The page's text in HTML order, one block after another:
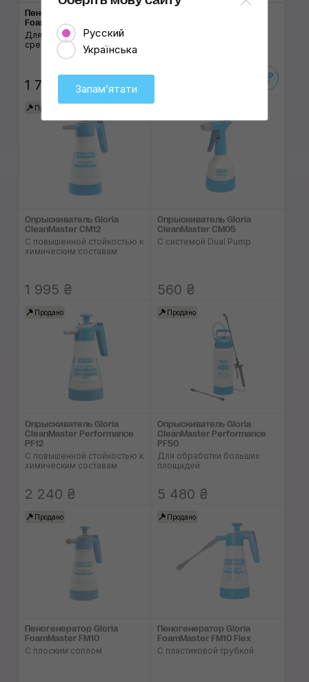
Пеногенератор Gloria
FoamyClean FC100
Для нанесения моющих
средств
1 745 ₴
Продано
Опрыскиватель Gloria
CleanMaster CM12
С повышенной стойкостью к
химическим составам
1 995 ₴
Опрыскиватель Gloria
CleanMaster CM05
С системой Dual Pump
560 ₴
Продано
Опрыскиватель Gloria
CleanMaster Performance
PF12
С повышенной стойкостью к
химическим составам
2 240 ₴
Продано
Опрыскиватель Gloria
CleanMaster Performance
PF50
Для обработки больших
площадей
5 480 ₴
Продано
Пеногенератор Gloria
FoamMaster FM10
С плоским соплом
Продано
Пеногенератор Gloria
FoamMaster FM10 Flex
С пластиковой трубкой
Русский
Українська
Запамʼятати